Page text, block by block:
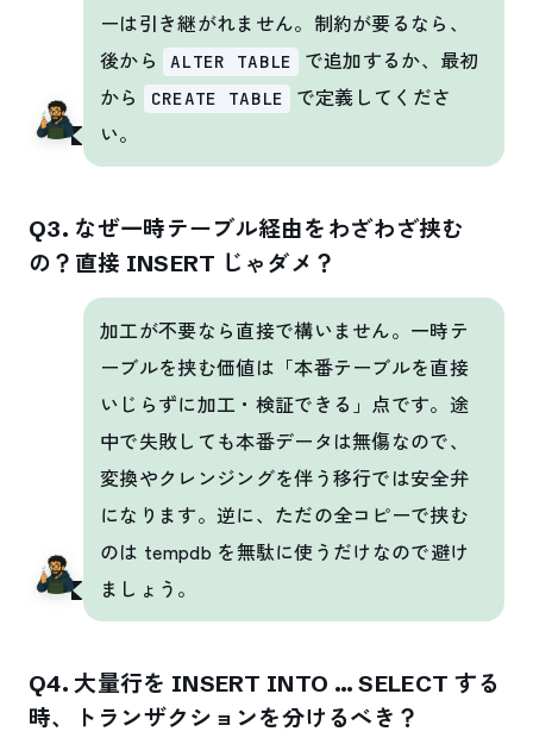
ーは引き継がれません。制約が要るなら、
後から
ALTER TABLE
で追加するか、最初
から
CREATE TABLE
で定義してくださ
い。
Q3. なぜ一時テーブル経由をわざわざ挟む
の？直接 INSERT じゃダメ？
加工が不要なら直接で構いません。一時テ
ーブルを挟む価値は「本番テーブルを直接
いじらずに加工・検証できる」点です。途
中で失敗しても本番データは無傷なので、
変換やクレンジングを伴う移行では安全弁
になります。逆に、ただの全コピーで挟む
のは tempdb を無駄に使うだけなので避け
ましょう。
Q4. 大量行を INSERT INTO … SELECT する
時、トランザクションを分けるべき？